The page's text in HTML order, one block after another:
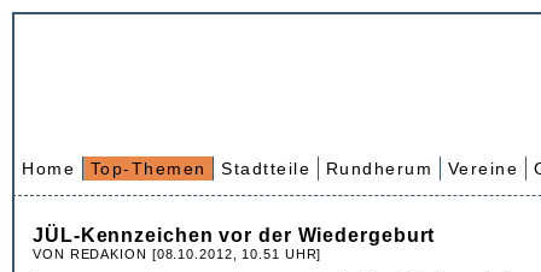
Home Top-Themen Stadtteile Rundherum Vereine
JÜL-Kennzeichen vor der Wiedergeburt
VON REDAKION [08.10.2012, 10.51 UHR]